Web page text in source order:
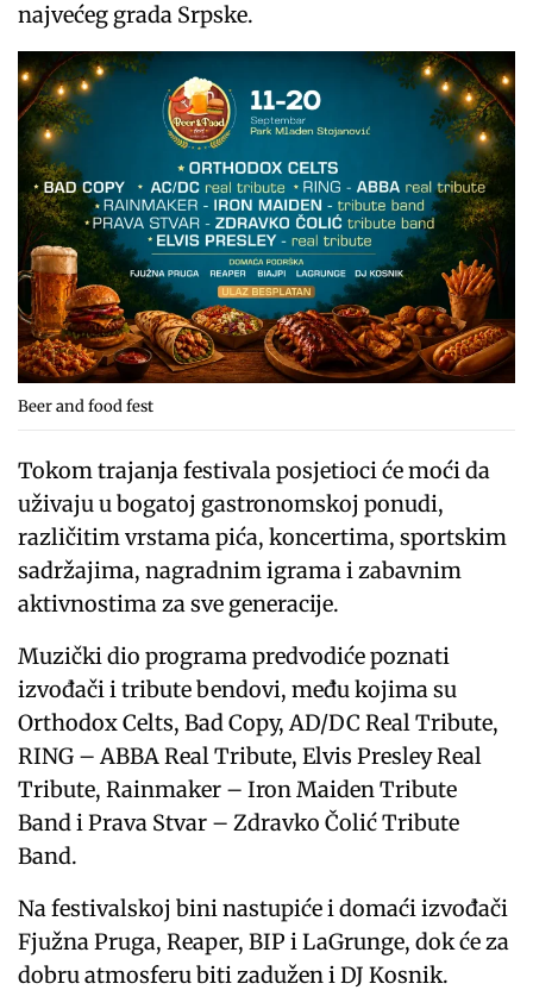
najvećeg grada Srpske.
Beer and food fest
Tokom trajanja festivala posjetioci će moći da
uživaju u bogatoj gastronomskoj ponudi,
različitim vrstama pića, koncertima, sportskim
sadržajima, nagradnim igrama i zabavnim
aktivnostima za sve generacije.
Muzički dio programa predvodiće poznati
izvođači i tribute bendovi, među kojima su
Orthodox Celts, Bad Copy, AD/DC Real Tribute,
RING – ABBA Real Tribute, Elvis Presley Real
Tribute, Rainmaker – Iron Maiden Tribute
Band i Prava Stvar – Zdravko Čolić Tribute
Band.
Na festivalskoj bini nastupiće i domaći izvođači
Fjužna Pruga, Reaper, BIP i LaGrunge, dok će za
dobru atmosferu biti zadužen i DJ Kosnik.